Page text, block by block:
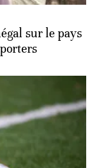
sur le pays